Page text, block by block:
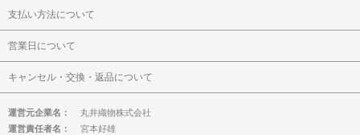
支払い方法について
営業日について
キャンセル・交換・返品について
運営元企業名：
丸井織物株式会社
運営責任者名：
宮本好雄